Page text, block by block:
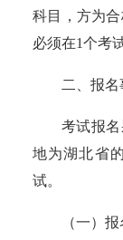
科目，方为合
必须在1个考
二、报名
考试报
地为湖北省
试。
（一）报